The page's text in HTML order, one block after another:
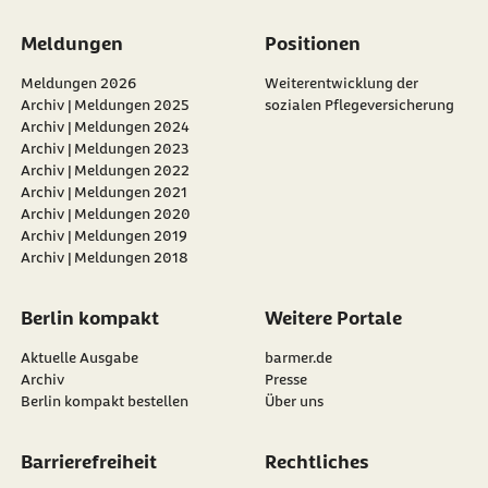
Meldungen
Meldungen 2026
Archiv | Meldungen 2025
Archiv | Meldungen 2024
Archiv | Meldungen 2023
Archiv | Meldungen 2022
Archiv | Meldungen 2021
Archiv | Meldungen 2020
Archiv | Meldungen 2019
Archiv | Meldungen 2018
Positionen
Weiterentwicklung der
sozialen Pflegeversicherung
Berlin kompakt
Aktuelle Ausgabe
Archiv
Berlin kompakt bestellen
Weitere Portale
barmer.de
Presse
Über uns
Barrierefreiheit Rechtliches